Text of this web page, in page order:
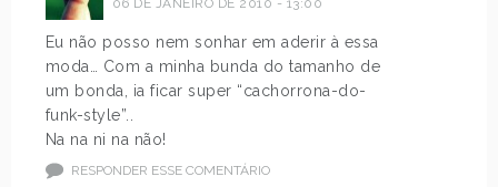
06 DE JANEIRO DE 2010 - 13:00
Eu não posso nem sonhar em aderir à essa
moda… Com a minha bunda do tamanho de
um bonda, ia ficar super “cachorrona-do-
funk-style”..
Na na ni na não!
RESPONDER ESSE COMENTÁRIO